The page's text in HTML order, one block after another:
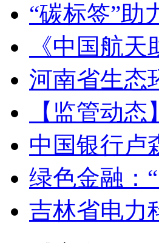
“碳标签”助
《中国航
河南省生态
【监管动
中国银行卢
绿色金融：
吉林省电力